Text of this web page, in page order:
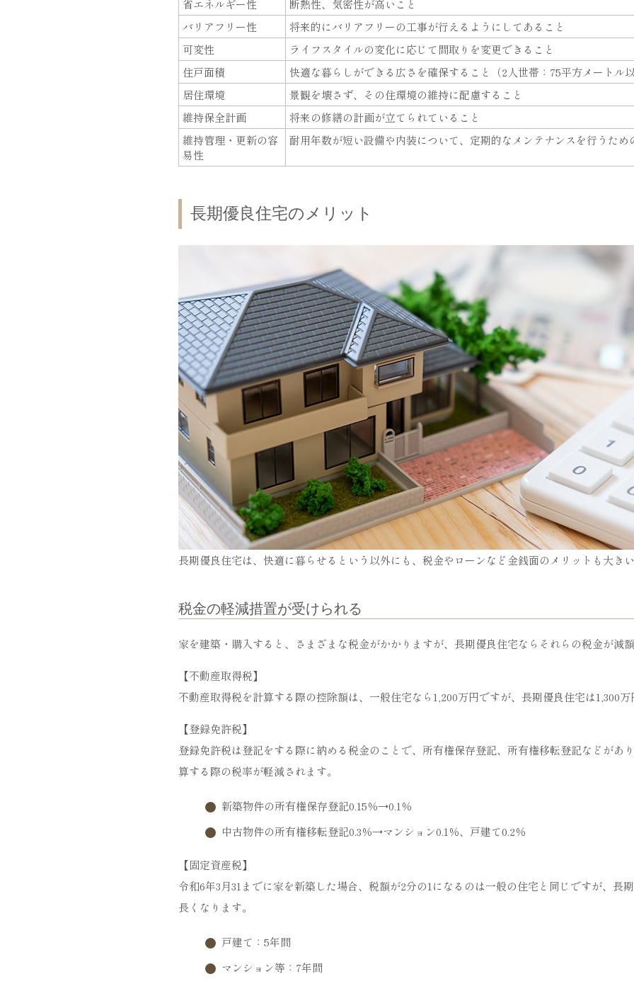
省エネルギー性
断熱性、気密性が高いこと
バリアフリー性
将来的にバリアフリーの工事が行えるようにしてあること
可変性
ライフスタイルの変化に応じて間取りを変更できること
住戸面積
快適な暮らしができる広さを確保すること（2人世帯：75平方メートル以
居住環境
景観を壊さず、その住環境の維持に配慮すること
維持保全計画
将来の修繕の計画が立てられていること
維持管理・更新の容
易性
耐用年数が短い設備や内装について、定期的なメンテナンスを行うため
長期優良住宅のメリット
長期優良住宅は、快適に暮らせるという以外にも、税金やローンなど金銭面のメリットも大きい
税金の軽減措置が受けられる
家を建築・購入すると、さまざまな税金がかかりますが、長期優良住宅ならそれらの税金が減額
【不動産取得税】
不動産取得税を計算する際の控除額は、一般住宅なら1,200万円ですが、長期優良住宅は1,300万
【登録免許税】
登録免許税は登記をする際に納める税金のことで、所有権保存登記、所有権移転登記などがあ
算する際の税率が軽減されます。
新築物件の所有権保存登記0.15％→0.1％
中古物件の所有権移転登記0.3％→マンション0.1％、戸建て0.2％
【固定資産税】
令和6年3月31までに家を新築した場合、税額が2分の1になるのは一般の住宅と同じですが、長
長くなります。
戸建て：5年間
マンション等：7年間